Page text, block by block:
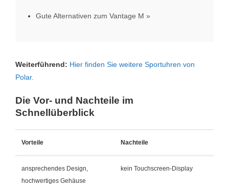
Gute Alternativen zum Vantage M
Weiterführend: Hier finden Sie weitere Sportuhren von
Polar.
Die Vor- und Nachteile im
Schnellüberblick
Vorteile Nachteile
ansprechendes Design,
hochwertiges Gehäuse
kein Touchscreen-Display